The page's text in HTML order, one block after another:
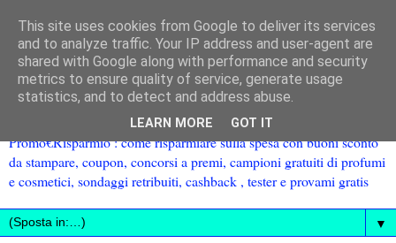
Promo€Risparmio : come risparmiare sulla spesa con buoni sconto
da stampare, coupon, concorsi a premi, campioni gratuiti di profumi
e cosmetici, sondaggi retribuiti, cashback , tester e provami gratis
▼
This site uses cookies from Google to deliver its services
and to analyze traffic. Your IP address and user-agent are
shared with Google along with performance and security
metrics to ensure quality of service, generate usage
statistics, and to detect and address abuse.
LEARN MORE GOT IT